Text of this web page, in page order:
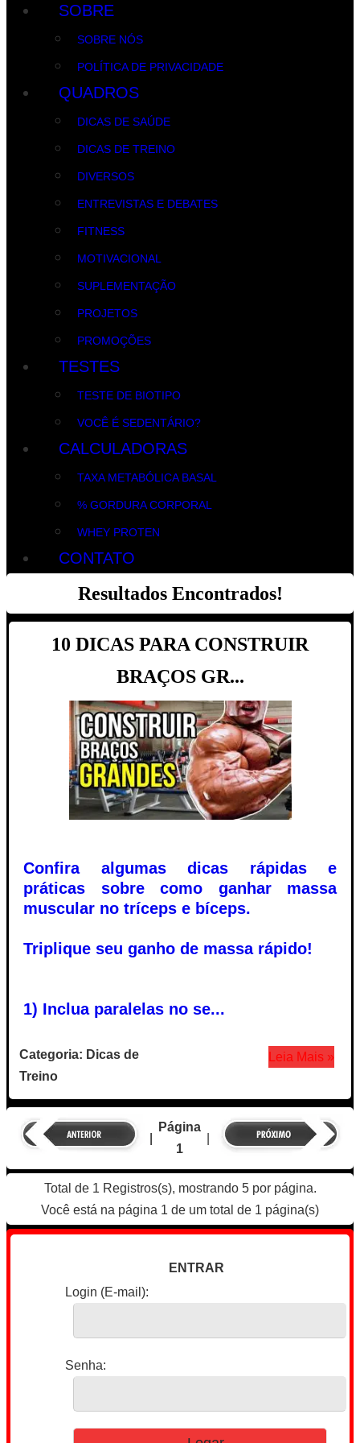
SOBRE
SOBRE NÓS
POLÍTICA DE PRIVACIDADE
QUADROS
DICAS DE SAÚDE
DICAS DE TREINO
DIVERSOS
ENTREVISTAS E DEBATES
FITNESS
MOTIVACIONAL
SUPLEMENTAÇÃO
PROJETOS
PROMOÇÕES
TESTES
TESTE DE BIOTIPO
VOCÊ É SEDENTÁRIO?
CALCULADORAS
TAXA METABÓLICA BASAL
% GORDURA CORPORAL
WHEY PROTEN
CONTATO
Resultados Encontrados!
10 DICAS PARA CONSTRUIR
BRAÇOS GR...
Confira algumas dicas rápidas e
práticas sobre como ganhar massa
muscular no tríceps e bíceps.
Triplique seu ganho de massa rápido!
1) Inclua paralelas no se...
Categoria: Dicas de
Treino
Leia Mais »
Página
1
Total de 1 Registros(s), mostrando 5 por página.
Você está na página 1 de um total de 1 página(s)
ENTRAR
Login (E-mail):
Senha: